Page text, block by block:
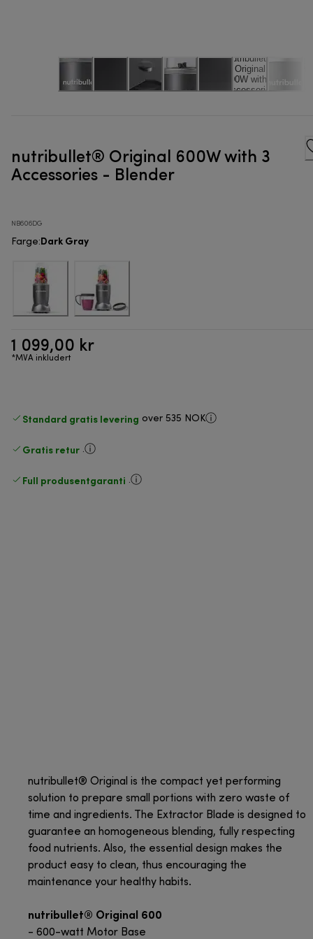
nutribullet® Original 600W with 3
Accessories - Blender
NB606DG
Farge:Dark Gray
1 099,00 kr
*MVA inkludert
Standard gratis levering over 535 NOK
Gratis retur .
Full produsentgaranti .
nutribullet® Original is the compact yet performing
solution to prepare small portions with zero waste of
time and ingredients. The Extractor Blade is designed to
guarantee an homogeneous blending, fully respecting
food nutrients. Also, the essential design makes the
product easy to clean, thus encouraging the
maintenance your healthy habits.
nutribullet® Original 600
- 600-watt Motor Base